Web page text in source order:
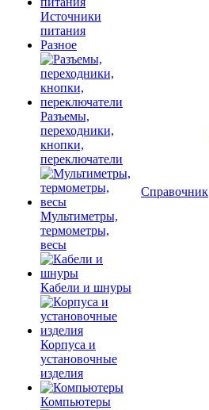
Источники
питания
Разное
Разъемы,
переходники,
кнопки,
переключатели
Мультиметры,
термометры,
весы
Кабели и шнуры
Корпуса и
установочные
изделия
Компьютеры
Справочник